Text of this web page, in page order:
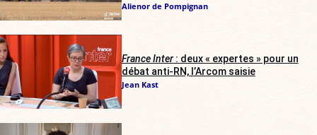
Alienor de Pompignan
France Inter: deux « expertes » pour un
débat anti-RN, l’Arcom saisie
Jean Kast